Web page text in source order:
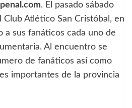
. El pasado sábado
Atlético San Cristóbal, en
a sus fanáticos cada uno de
Al encuentro se
de fanáticos así como
importantes de la provincia